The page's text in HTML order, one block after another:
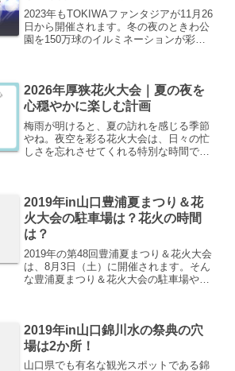
2023年もTOKIWAファンタジアが11月26
日から開催されます。冬の夜のときわ公
園を150万球のイルミネーションが彩り
催...
2026年厚狭花火大会｜夏の夜を
心穏やかに楽しむ計画
梅雨が明けると、夏の訪れを感じる季節
やね。夜空を彩る花火大会は、日々の忙
しさを忘れさせてくれる特別な時間で
ことで知られちょる。今回は...
2019年in山口豊浦夏まつり＆花
火大会の駐車場は？花火の時間
は？
2019年の第48回豊浦夏まつり＆花火大会
は、8月3日（土）に開催されます。そん
な豊浦夏まつり＆花火大会の駐車場や花
0...
2019年in山口錦川水の祭典の穴
場は2か所！
山口県でも有名な観光スポットである錦